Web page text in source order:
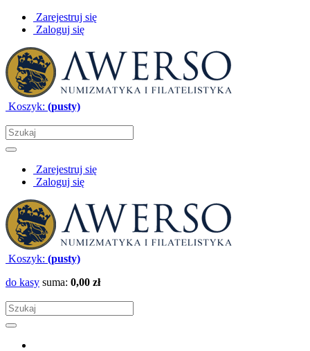
Zarejestruj się
Zaloguj się
Koszyk: (pusty)
Zarejestruj się
Zaloguj się
Koszyk: (pusty)
do kasy suma: 0,00 zł